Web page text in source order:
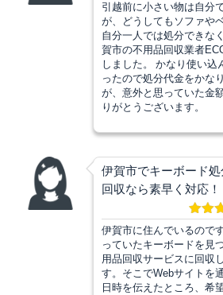
引越前に小さい物は自分
が、どうしてもソファや
自分一人では処分できな
賀市の不用品回収業者
しました。 かなり使い込
ったので処分代金をかな
が、意外と思っていた金
りがとうございます。
伊賀市でキーボード
回収なら素早く対応！
伊賀市に住んでいるので
っていたキーボードを見
用品回収サービスに回収
す。そこでWebサイトを
日時を伝えたところ、希